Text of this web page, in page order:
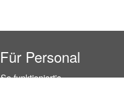
Für Personal
So funktioniert's